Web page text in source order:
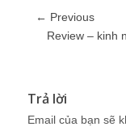
← Previous
Review – kinh
Trả lời
Email của bạn sẽ